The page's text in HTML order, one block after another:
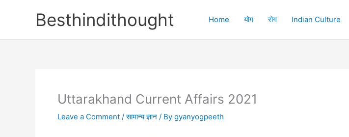
Besthindithought Home योग रोग Indian Culture
Uttarakhand Current Affairs 2021
Leave a Comment /सामान्य ज्ञान / By gyanyogpeeth